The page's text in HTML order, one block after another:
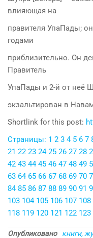
влияющая на
правителя УпаПады;
годами
приблизительно. Он
Правитель
УпаПады и 2-й от неё
экзальтирован в
Shortlink for this post:
Страницы: 1 2 3 4 5 6 7
21 22 23 24 25 26 27 28
42 43 44 45 46 47 48 49
63 64 65 66 67 68 69 70
84 85 86 87 88 89 90 91
103 104 105 106 107 108
118 119 120 121 122 123
Опубликовано
книги,